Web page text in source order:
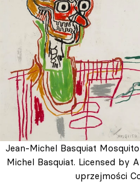
Jean-Michel Basquiat
Michel Basquiat. Licensed by
uprzejmości